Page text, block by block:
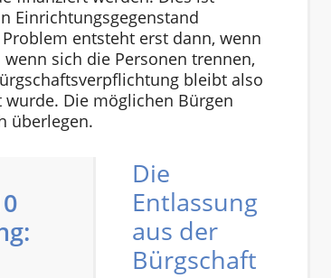
Einrichtungsgegenstand
entsteht erst dann, wenn
sich die Personen trennen,
bleibt also
Die möglichen Bürgen
überlegen.
Die
Entlassung
aus der
Bürgschaft